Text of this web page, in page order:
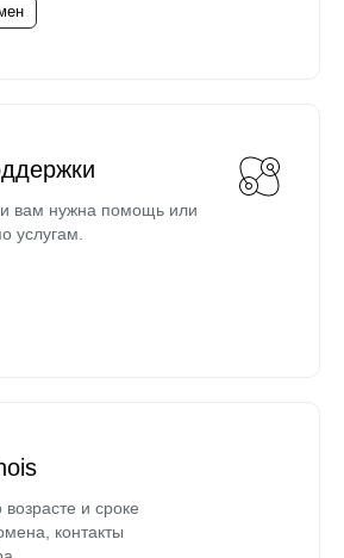
вам нужна помощь или
услугам.
и сроке
контакты